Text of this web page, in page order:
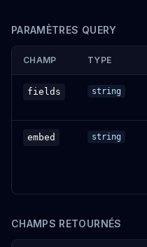
PARAMÈTRES QUERY
CHAMP TYPE
fields string
embed string
CHAMPS RETOURNÉS